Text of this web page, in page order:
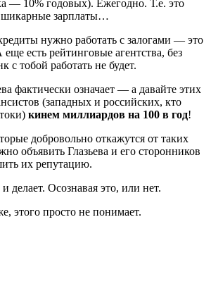
— 10% годовых). Ежегодно. Т.е. это
зарплаты…
нужно работать с залогами — это
есть рейтинговые агентства, без
с тобой работать не будет.
фактически означает — а давайте этих
(западных и российских, кто
кинем миллиардов на 100 в год!
добровольно откажутся от таких
объявить Глазьева и его сторонников
их репутацию.
делает. Осознавая это, или нет.
этого просто не понимает.